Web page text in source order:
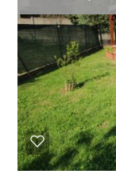
5
5+